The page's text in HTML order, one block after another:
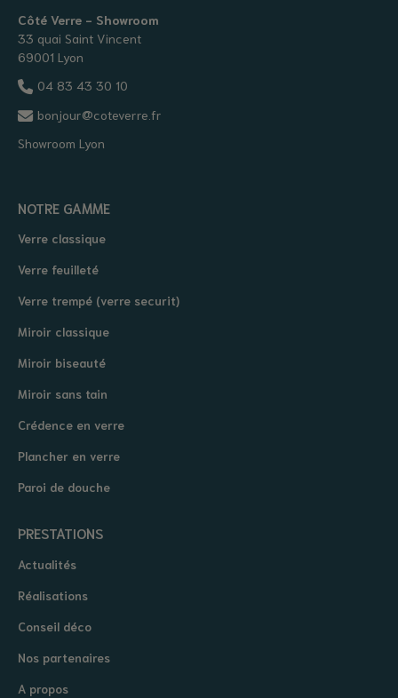
Côté Verre - Showroom
33 quai Saint Vincent
69001 Lyon
04 83 43 30 10
bonjour@coteverre.fr
Showroom Lyon
NOTRE GAMME
Verre classique
Verre feuilleté
Verre trempé (verre securit)
Miroir classique
Miroir biseauté
Miroir sans tain
Crédence en verre
Plancher en verre
Paroi de douche
PRESTATIONS
Actualités
Réalisations
Conseil déco
Nos partenaires
A propos